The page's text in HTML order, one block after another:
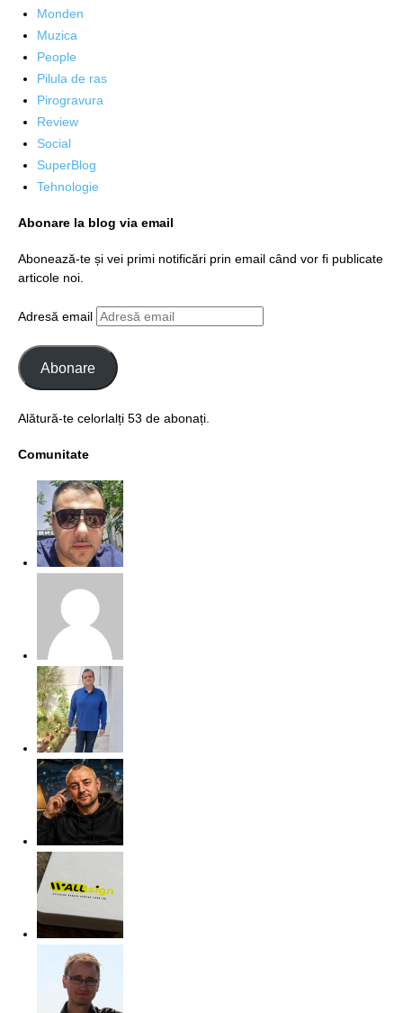
Monden
Muzica
People
Pilula de ras
Pirogravura
Review
Social
SuperBlog
Tehnologie
Abonare la blog via email
Abonează-te și vei primi notificări prin email când vor fi publicate
articole noi.
Adresă email
Abonare
Alătură-te celorlalți 53 de abonați.
Comunitate